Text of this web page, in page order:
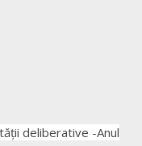
deliberative -Anul